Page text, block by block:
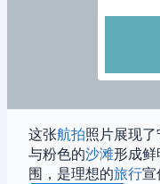
这张航拍照片展现了
与粉色的沙滩形成
围，是理想的旅行宣